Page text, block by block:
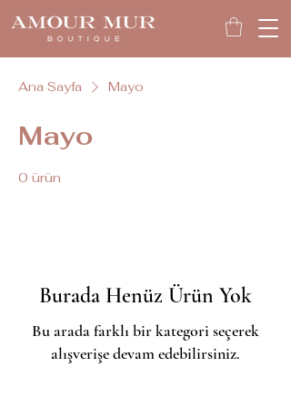
Ana Sayfa Mayo
Mayo
0 ürün
Burada Henüz Ürün Yok
Bu arada farklı bir kategori seçerek
alışverişe devam edebilirsiniz.